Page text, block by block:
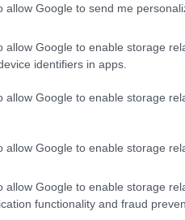
allow Google to send me
allow Google to enable storage
identifiers in apps.
allow Google to enable storage
allow Google to enable storage
allow Google to enable storage
functionality and fraud
la tema nuntii.
alb-negru va